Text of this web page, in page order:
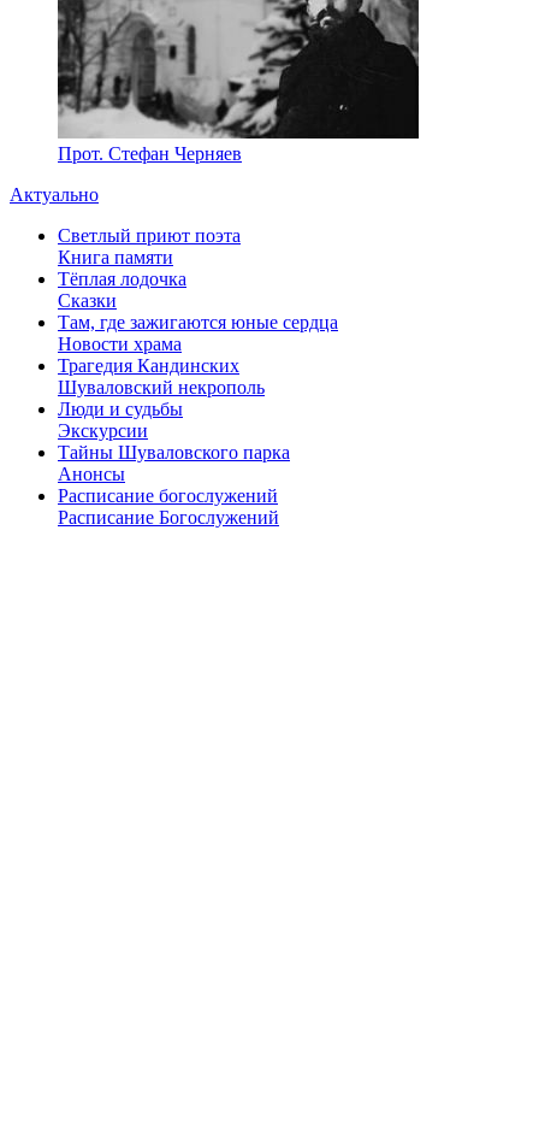
Прот. Стефан Черняев
Актуально
Светлый приют поэта
Книга памяти
Тёплая лодочка
Сказки
Там, где зажигаются юные сердца
Новости храма
Трагедия Кандинских
Шуваловский некрополь
Люди и судьбы
Экскурсии
Тайны Шуваловского парка
Анонсы
Расписание богослужений
Расписание Богослужений